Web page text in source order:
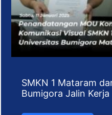
SMKN 1 Mataram
Bumigora Jalin